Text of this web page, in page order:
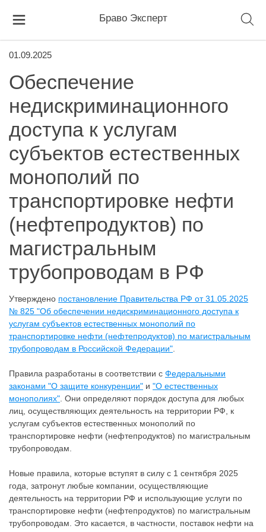
Браво Эксперт
01.09.2025
Обеспечение
недискриминационного
доступа к услугам
субъектов естественных
монополий по
транспортировке нефти
(нефтепродуктов) по
магистральным
трубопроводам в РФ
Утверждено постановление Правительства РФ от 31.05.2025
№ 825 "Об обеспечении недискриминационного доступа к
услугам субъектов естественных монополий по
транспортировке нефти (нефтепродуктов) по магистральным
трубопроводам в Российской Федерации"
Правила разработаны в соответствии с Федеральными
законами "О защите конкуренции" и "О естественных
монополиях" . Они определяют порядок доступа для любых
лиц, осуществляющих деятельность на территории РФ, к
услугам субъектов естественных монополий по
транспортировке нефти (нефтепродуктов) по магистральным
трубопроводам.
Новые правила, которые вступят в силу с 1 сентября 2025
года, затронут любые компании, осуществляющие
деятельность на территории РФ и использующие услуги по
транспортировке нефти (нефтепродуктов) по магистральным
трубопроводам. Это касается, в частности, поставок нефти на